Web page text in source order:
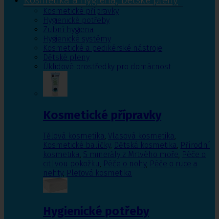
Kosmetické přípravky
Hygienické potřeby
Zubní hygiena
Hygienické systémy
Kosmetické a pedikérské nástroje
Dětské pleny
Úklidové prostředky pro domácnost
Kosmetické přípravky
Tělová kosmetika, Vlasová kosmetika,
Kosmetické balíčky, Dětská kosmetika, Přírodní
kosmetika, S minerály z Mrtvého moře, Péče o
citlivou pokožku, Péče o nohy, Péče o ruce a
nehty, Pleťová kosmetika
Hygienické potřeby